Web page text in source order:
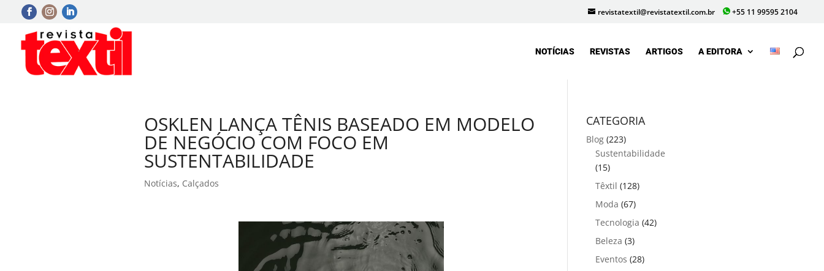
+55 11 99595 2104
revistatextil@revistatextil.com.br
NOTÍCIAS REVISTAS ARTIGOS A EDITORA
OSKLEN LANÇA TÊNIS BASEADO EM MODELO
DE NEGÓCIO COM FOCO EM
SUSTENTABILIDADE
Notícias, Calçados
CATEGORIA
Blog (223)
Sustentabilidade
(15)
Têxtil (128)
Moda (67)
Tecnologia (42)
Beleza (3)
Eventos (28)